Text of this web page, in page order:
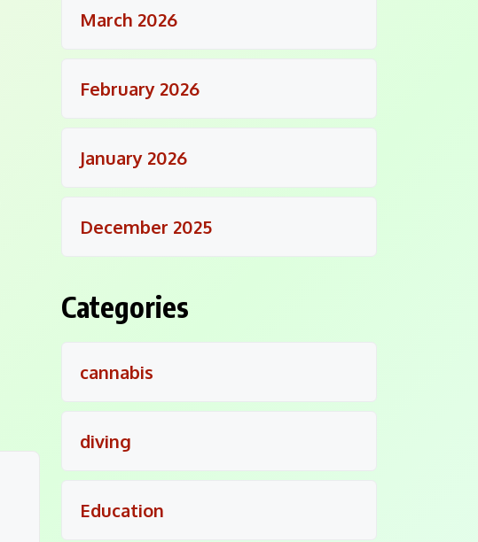
March 2026
February 2026
January 2026
December 2025
Categories
cannabis
diving
Education